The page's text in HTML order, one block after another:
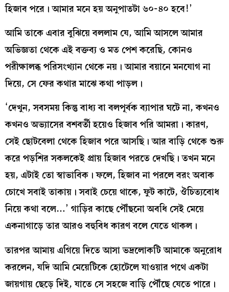
হিজাব পরে। আমার মনে হয় অনুপাতটা ৬০-৪০ হবে!’
আমি তাকে এবার বুঝিয়ে বললাম যে, আমি আসলে আমার
অভিজ্ঞতা থেকে এই বক্তব্য ও মত পেশ করেছি, কোনও
পরীক্ষালব্ধ পরিসংখ্যান থেকে নয়। আমার বয়ানে মনযোগ না
দিয়ে, সে ফের কথার মাঝে কথা পাড়ল।
‘দেখুন, সবসময় কিন্তু বাধ্য বা বলপূর্বক ব্যাপার ঘটে না, কখনও
কখনও অভ্যাসের বশবর্তী হয়েও হিজাব পরি আমরা। কারণ,
সেই ছোটবেলা থেকে হিজাব পরে আসছি। আর বাড়ি থেকে শুরু
করে পড়শির সকলকেই প্রায় হিজাব পরতে দেখছি। তখন মনে
হয়, এটাই তো স্বাভাবিক। ফলে, হিজাব না পরলে বরং অবাক
চোখে সবাই তাকায়। সবাই চেয়ে থাকে, ফুট কাটে, ঔচিত‌্যবোধ
নিয়ে কথা বলে…’ গাড়ির কাছে পৌঁছনো অবধি সেই মেয়ে
একনাগাড়ে তার আরও বহুবিধ কারণ বলে যেতে থাকল।
তারপর আমায় এগিয়ে দিতে আসা ভদ্রলোকটি আমাকে অনুরোধ
করলেন, যদি আমি মেয়েটিকে হোটেলে যাওয়ার পথে একটা
জায়গায় ছেড়ে দিই, যাতে সে সহজে বাড়ি পৌঁছে যেতে পারে।